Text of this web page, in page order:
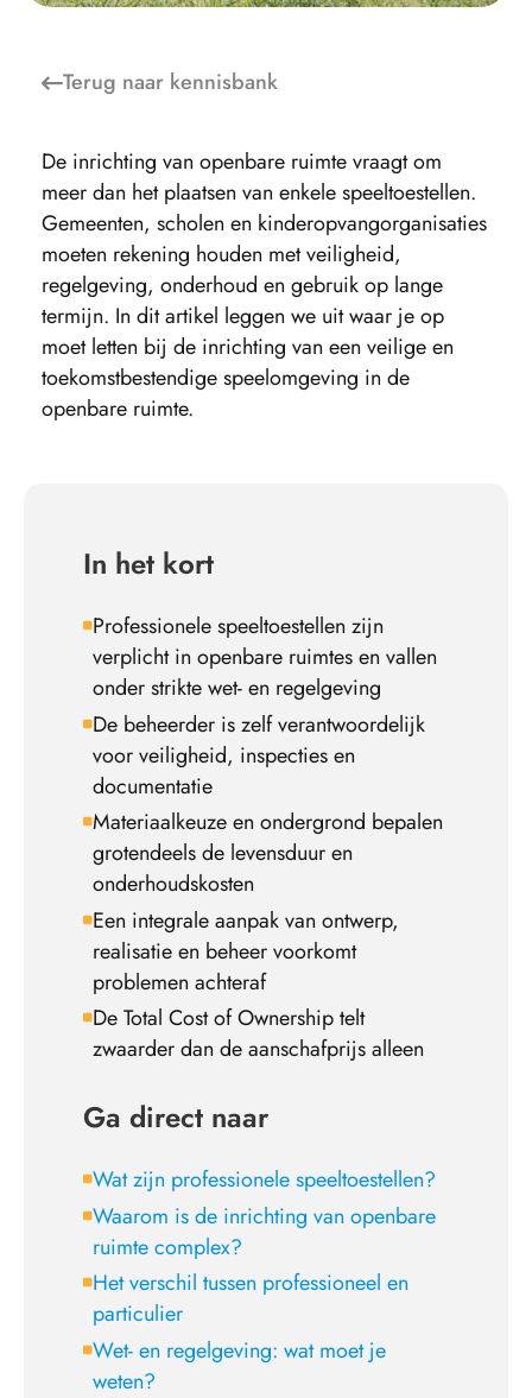
Terug naar kennisbank
De inrichting van openbare ruimte vraagt om
meer dan het plaatsen van enkele speeltoestellen.
Gemeenten, scholen en kinderopvangorganisaties
moeten rekening houden met veiligheid,
regelgeving, onderhoud en gebruik op lange
termijn. In dit artikel leggen we uit waar je op
moet letten bij de inrichting van een veilige en
toekomstbestendige speelomgeving in de
openbare ruimte.
In het kort
Professionele speeltoestellen zijn
verplicht in openbare ruimtes en vallen
onder strikte wet- en regelgeving
De beheerder is zelf verantwoordelijk
voor veiligheid, inspecties en
documentatie
Materiaalkeuze en ondergrond bepalen
grotendeels de levensduur en
onderhoudskosten
Een integrale aanpak van ontwerp,
realisatie en beheer voorkomt
problemen achteraf
De Total Cost of Ownership telt
zwaarder dan de aanschafprijs alleen
Ga direct naar
Wat zijn professionele speeltoestellen?
Waarom is de inrichting van openbare
ruimte complex?
Het verschil tussen professioneel en
particulier
Wet- en regelgeving: wat moet je
weten?